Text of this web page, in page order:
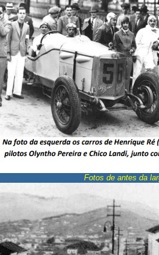
Fotos de antes da